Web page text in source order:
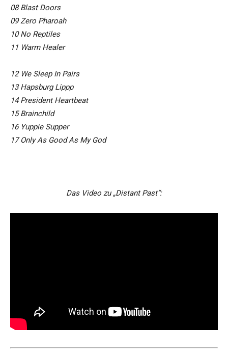
08 Blast Doors
09 Zero Pharoah
10 No Reptiles
11 Warm Healer
12 We Sleep In Pairs
13 Hapsburg Lippp
14 President Heartbeat
15 Brainchild
16 Yuppie Supper
17 Only As Good As My God
Das Video zu „Distant Past“: